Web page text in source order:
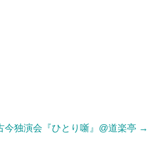
今独演会『ひとり噺』@道楽亭 →